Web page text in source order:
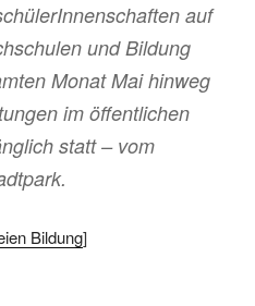
auf
und Bildung
Monat Mai hinweg
im öffentlichen
statt – vom
Bildung]